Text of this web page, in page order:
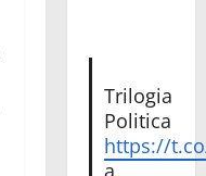
Trilogia
Politica
https://